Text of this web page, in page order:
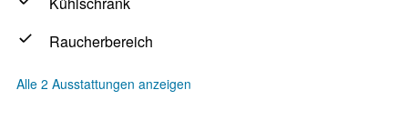
Raucherbereich
Alle 2 Ausstattungen anzeigen